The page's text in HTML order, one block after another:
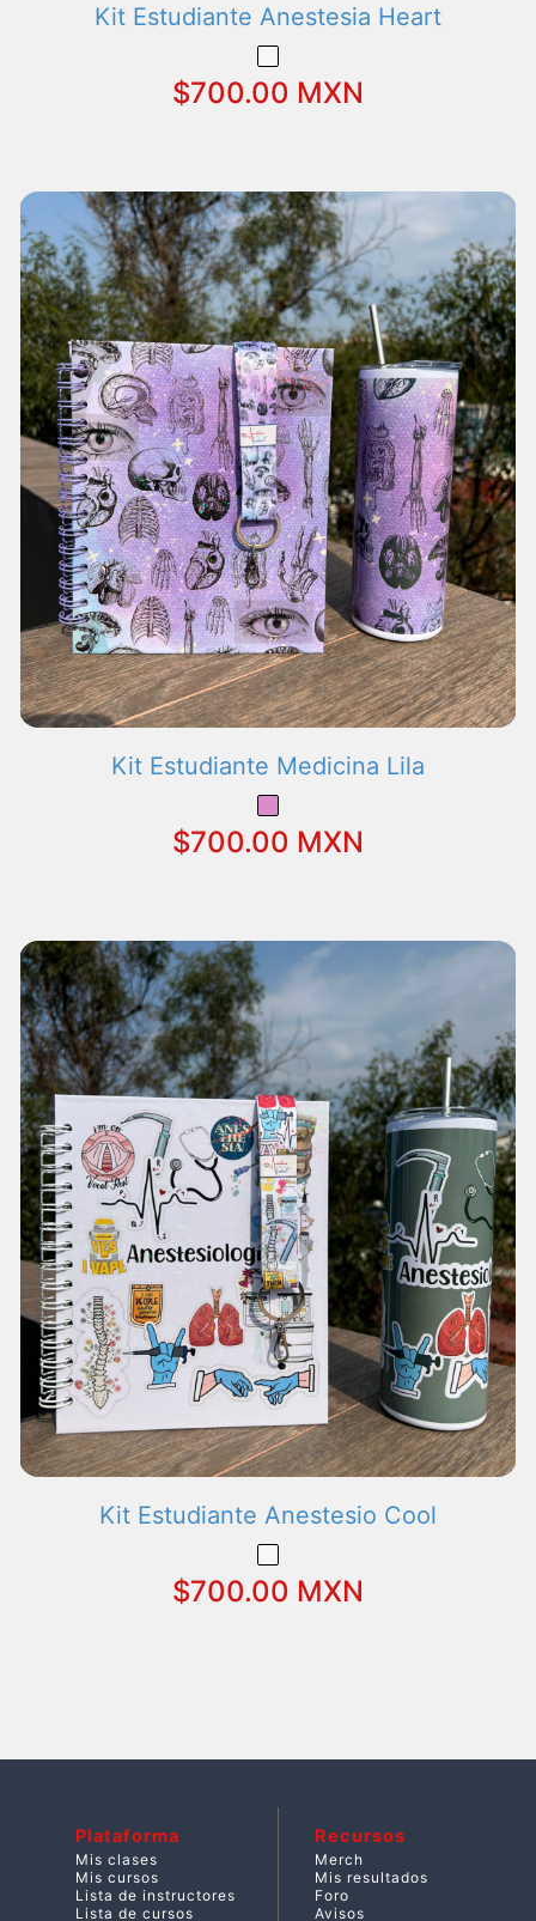
Kit Estudiante Anestesia Heart
$700.00 MXN
Kit Estudiante Medicina Lila
$700.00 MXN
Kit Estudiante Anestesio Cool
$700.00 MXN
Plataforma
Mis clases
Mis cursos
Lista de instructores
Lista de cursos
Recursos
Merch
Mis resultados
Foro
Avisos